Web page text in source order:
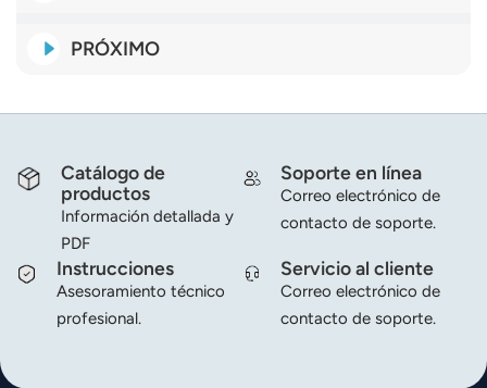
PRÓXIMO
Catálogo de
productos
Información detallada y
PDF
Soporte en línea
Correo electrónico de
contacto de soporte.
Instrucciones
Asesoramiento técnico
profesional.
Servicio al cliente
Correo electrónico de
contacto de soporte.